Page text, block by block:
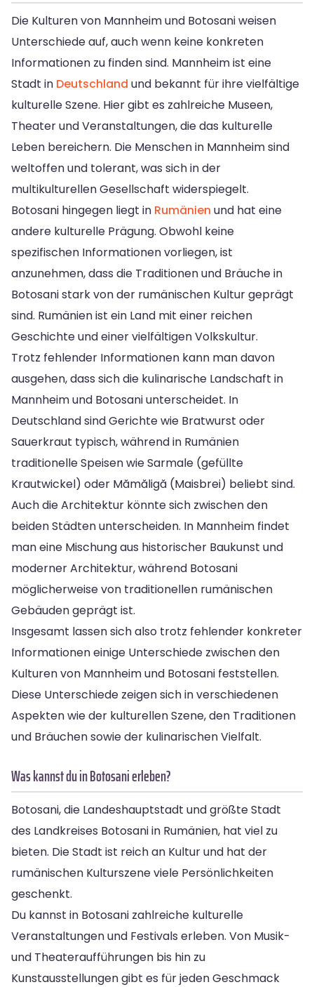
Die Kulturen von Mannheim und Botosani weisen
Unterschiede auf, auch wenn keine konkreten
Informationen zu finden sind. Mannheim ist eine
Stadt in Deutschland und bekannt für ihre vielfältige
kulturelle Szene. Hier gibt es zahlreiche Museen,
Theater und Veranstaltungen, die das kulturelle
Leben bereichern. Die Menschen in Mannheim sind
weltoffen und tolerant, was sich in der
multikulturellen Gesellschaft widerspiegelt.
Botosani hingegen liegt in Rumänien und hat eine
andere kulturelle Prägung. Obwohl keine
spezifischen Informationen vorliegen, ist
anzunehmen, dass die Traditionen und Bräuche in
Botosani stark von der rumänischen Kultur geprägt
sind. Rumänien ist ein Land mit einer reichen
Geschichte und einer vielfältigen Volkskultur.
Trotz fehlender Informationen kann man davon
ausgehen, dass sich die kulinarische Landschaft in
Mannheim und Botosani unterscheidet. In
Deutschland sind Gerichte wie Bratwurst oder
Sauerkraut typisch, während in Rumänien
traditionelle Speisen wie Sarmale (gefüllte
Krautwickel) oder Mămăligă (Maisbrei) beliebt sind.
Auch die Architektur könnte sich zwischen den
beiden Städten unterscheiden. In Mannheim findet
man eine Mischung aus historischer Baukunst und
moderner Architektur, während Botosani
möglicherweise von traditionellen rumänischen
Gebäuden geprägt ist.
Insgesamt lassen sich also trotz fehlender konkreter
Informationen einige Unterschiede zwischen den
Kulturen von Mannheim und Botosani feststellen.
Diese Unterschiede zeigen sich in verschiedenen
Aspekten wie der kulturellen Szene, den Traditionen
und Bräuchen sowie der kulinarischen Vielfalt.
Was kannst du in Botosani erleben?
Botosani, die Landeshauptstadt und größte Stadt
des Landkreises Botosani in Rumänien, hat viel zu
bieten. Die Stadt ist reich an Kultur und hat der
rumänischen Kulturszene viele Persönlichkeiten
geschenkt.
Du kannst in Botosani zahlreiche kulturelle
Veranstaltungen und Festivals erleben. Von Musik-
und Theateraufführungen bis hin zu
Kunstausstellungen gibt es für jeden Geschmack